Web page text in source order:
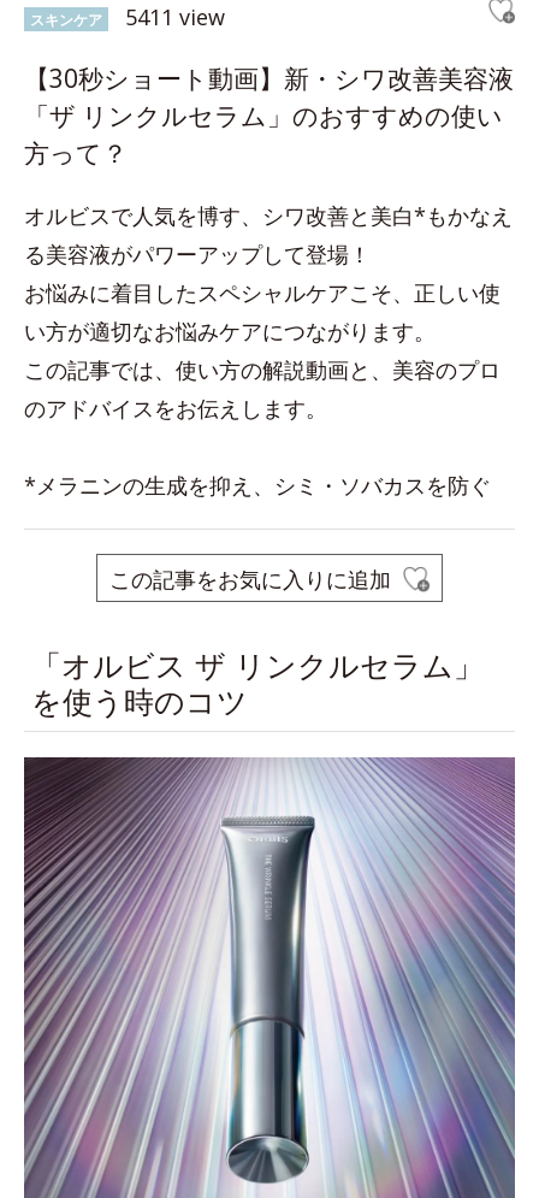
スキンケア 5411 view
【30秒ショート動画】新・シワ改善美容液
「ザ リンクルセラム」のおすすめの使い
方って？
オルビスで人気を博す、シワ改善と美白*もかなえ
る美容液がパワーアップして登場！
お悩みに着目したスペシャルケアこそ、正しい使
い方が適切なお悩みケアにつながります。
この記事では、使い方の解説動画と、美容のプロ
のアドバイスをお伝えします。
*メラニンの生成を抑え、シミ・ソバカスを防ぐ
この記事をお気に入りに追加
「オルビス ザ リンクルセラム」
を使う時のコツ